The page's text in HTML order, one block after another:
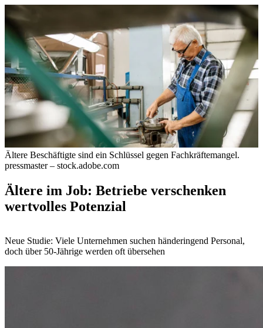
Ältere Beschäftigte sind ein Schlüssel gegen Fachkräftemangel.
pressmaster – stock.adobe.com
Ältere im Job: Betriebe verschenken
wertvolles Potenzial
Neue Studie: Viele Unternehmen suchen händeringend Personal,
doch über 50-Jährige werden oft übersehen